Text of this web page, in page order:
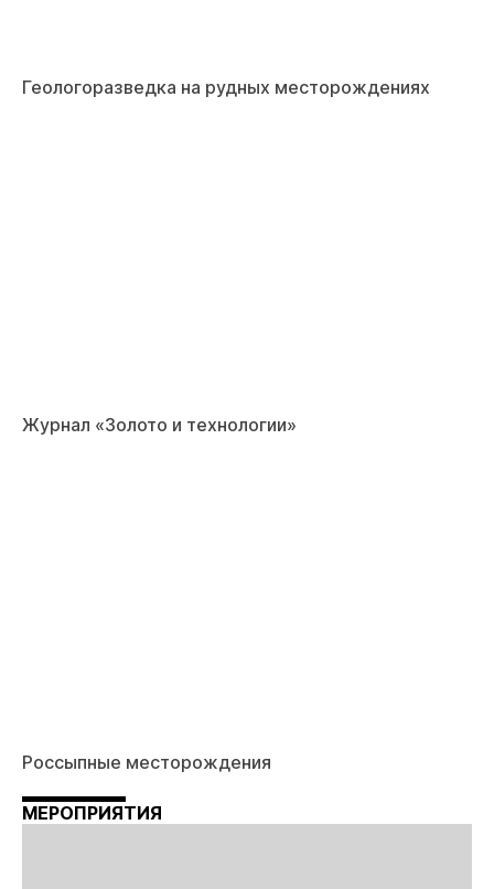
Геологоразведка на рудных месторождениях
Журнал «Золото и технологии»
Россыпные месторождения
МЕРОПРИЯТИЯ